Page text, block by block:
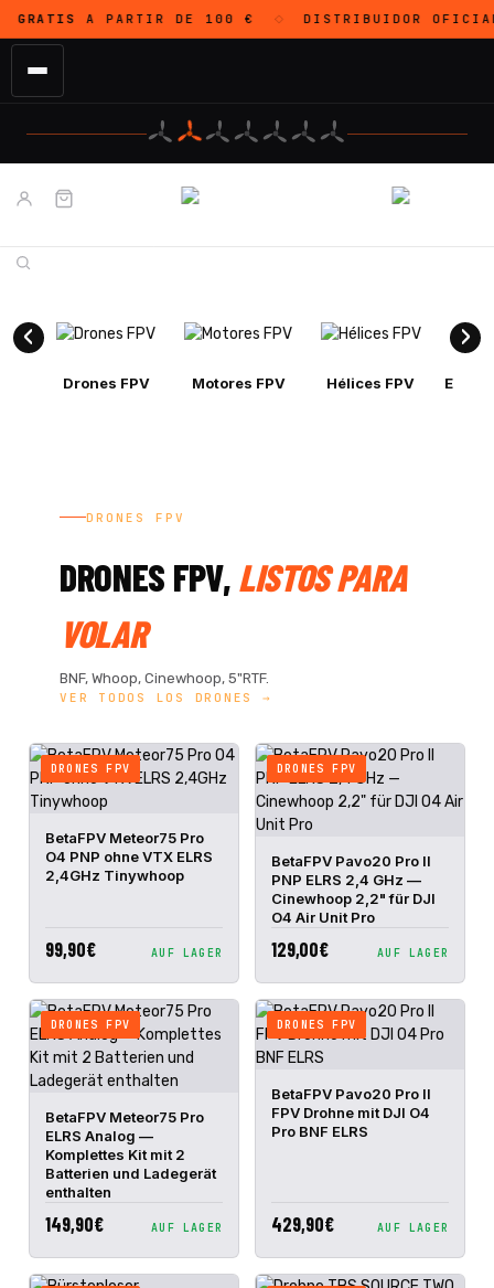
A PARTIR DE 100 € ◇ DISTRIBUIDOR OFICIAL
Drones FPV Motores FPV Hélices FPV
DRONES FPV
DRONES FPV,LISTOS PARA
VOLAR
BNF, Whoop, Cinewhoop, 5"RTF.
VER TODOS LOS DRONES →
DRONES FPV
SCHNELLANSICHT
IN DEN
BetaFPV Meteor75 Pro
O4 PNP ohne VTX ELRS
2,4GHz Tinywhoop
99,90€ AUF LAGER
DRONES FPV
SCHNELLANSICHT
IN DEN
BetaFPV Pavo20 Pro II
PNP ELRS 2,4 GHz —
Cinewhoop 2,2" für DJI
O4 Air Unit Pro
129,00€ AUF LAGER
DRONES FPV
SCHNELLANSICHT
IN DEN
BetaFPV Meteor75 Pro
ELRS Analog —
Komplettes Kit mit 2
Batterien und Ladegerät
enthalten
149,90€ AUF LAGER
DRONES FPV
SCHNELLANSICHT
IN DEN
BetaFPV Pavo20 Pro II
FPV Drohne mit DJI O4
Pro BNF ELRS
429,90€ AUF LAGER